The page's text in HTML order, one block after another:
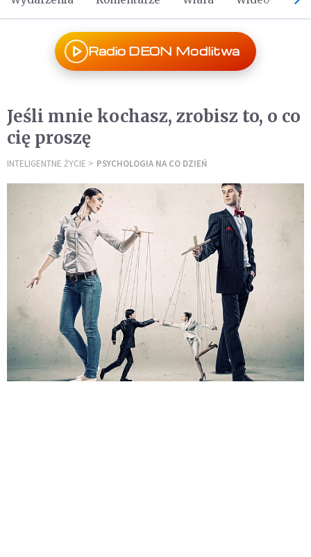
Radio DEON Modlitwa
Jeśli mnie kochasz, zrobisz to, o co
cię proszę
INTELIGENTNE ŻYCIE PSYCHOLOGIA NA CO DZIEŃ